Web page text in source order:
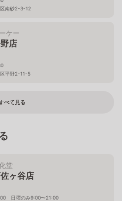
南砂2-3-12
ケー
店
平野2-11-5
べて見る
堂
ヶ谷店
日曜のみ9:00〜21:00